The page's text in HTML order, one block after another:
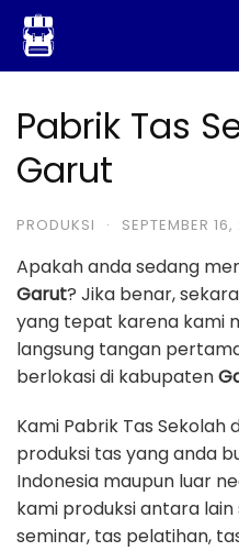
Skip
content
Pabrik Tas
Garut
PRODUKSI · SEPTEMBER 16,
Apakah anda sedang
Garut? Jika benar,
yang tepat karena kami
langsung tangan
berlokasi di kabupaten
Kami Pabrik Tas
produksi tas yang anda
Indonesia maupun luar
kami produksi antara
seminar, tas pelatihan,